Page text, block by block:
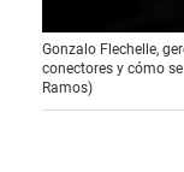
0
s
e
c
o
Gonzalo Flechelle,
conectores y cómo
Ramos)